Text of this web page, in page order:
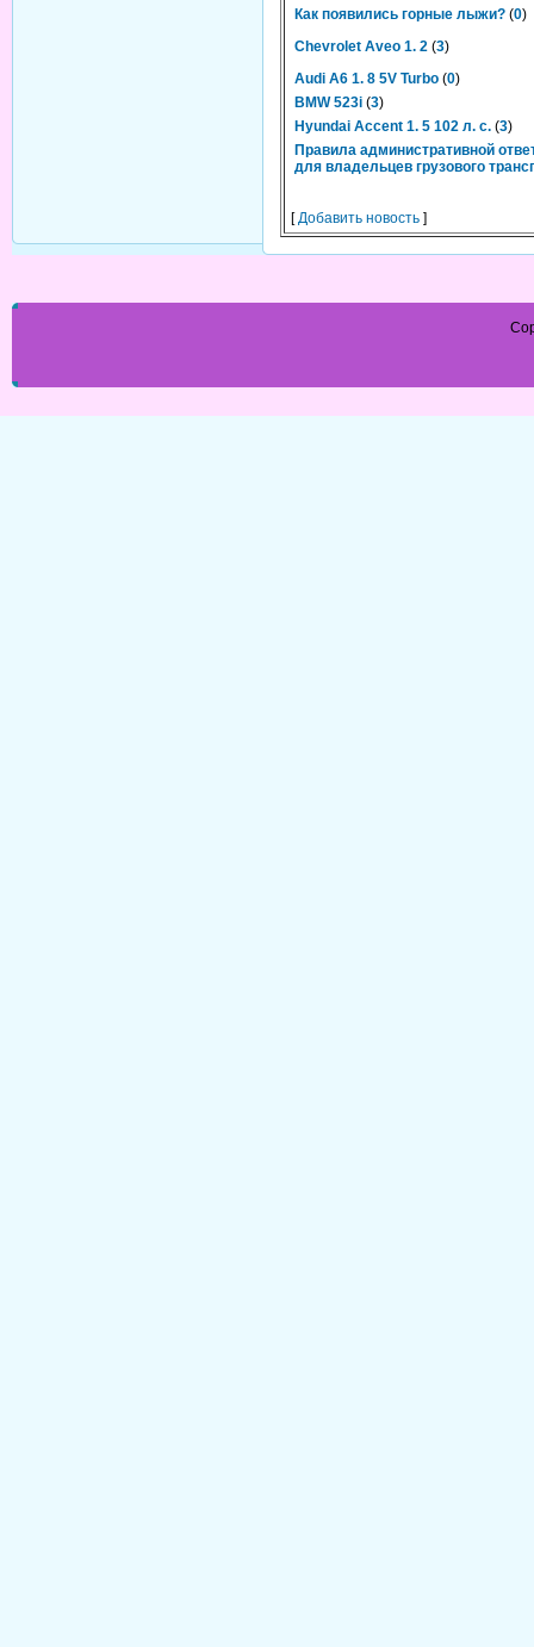
Как появились горные лыжи? (0)
Chevrolet Aveo 1. 2 (3)
Audi A6 1. 8 5V Turbo (0)
BMW 523i (3)
Hyundai Accent 1. 5 102 л. с. (3)
Правила административной
для владельцев грузового
[Добавить новость ]